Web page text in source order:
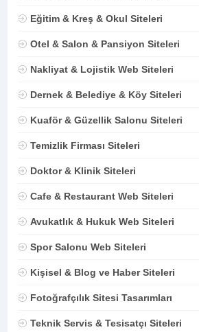
Eğitim & Kreş & Okul Siteleri
Otel & Salon & Pansiyon Siteleri
Nakliyat & Lojistik Web Siteleri
Dernek & Belediye & Köy Siteleri
Kuaför & Güzellik Salonu Siteleri
Temizlik Firması Siteleri
Doktor & Klinik Siteleri
Cafe & Restaurant Web Siteleri
Avukatlık & Hukuk Web Siteleri
Spor Salonu Web Siteleri
Kişisel & Blog ve Haber Siteleri
Fotoğrafçılık Sitesi Tasarımları
Teknik Servis & Tesisatçı Siteleri